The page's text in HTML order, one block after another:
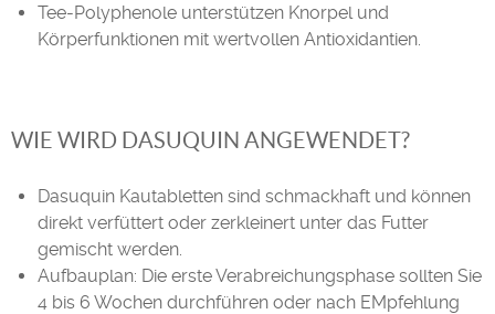
Tee-Polyphenole unterstützen Knorpel und
Körperfunktionen mit wertvollen Antioxidantien.
WIE WIRD DASUQUIN ANGEWENDET?
Dasuquin Kautabletten sind schmackhaft und können
direkt verfüttert oder zerkleinert unter das Futter
gemischt werden.
Aufbauplan: Die erste Verabreichungsphase sollten Sie
4 bis 6 Wochen durchführen oder nach EMpfehlung